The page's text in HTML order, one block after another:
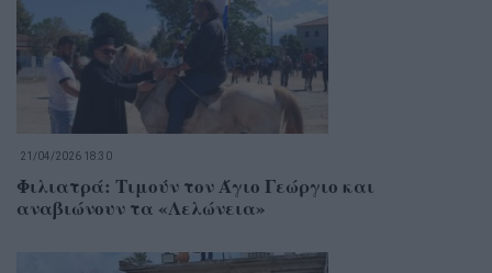
21/04/2026 18:30
Φιλιατρά: Τιμούν τον Άγιο Γεώργιο και
αναβιώνουν τα «Λελώνεια»